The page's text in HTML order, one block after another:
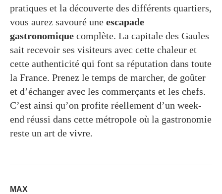
pratiques et la découverte des différents quartiers,
vous aurez savouré une escapade
gastronomique complète. La capitale des Gaules
sait recevoir ses visiteurs avec cette chaleur et
cette authenticité qui font sa réputation dans toute
la France. Prenez le temps de marcher, de goûter
et d’échanger avec les commerçants et les chefs.
C’est ainsi qu’on profite réellement d’un week-
end réussi dans cette métropole où la gastronomie
reste un art de vivre.
MAX